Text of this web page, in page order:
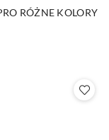
RÓŻNE KOLORY